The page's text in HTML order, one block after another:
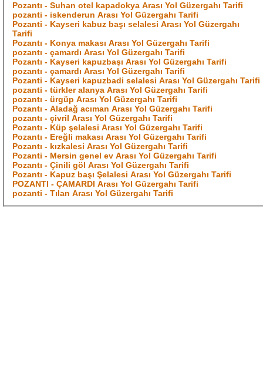
Pozantı - Suhan otel kapadokya Arası Yol Güzergahı Tarifi
pozanti - iskenderun Arası Yol Güzergahı Tarifi
Pozanti - Kayseri kabuz başı selalesi Arası Yol Güzergahı
Tarifi
Pozantı - Konya makası Arası Yol Güzergahı Tarifi
pozantı - çamardı Arası Yol Güzergahı Tarifi
Pozantı - Kayseri kapuzbaşı Arası Yol Güzergahı Tarifi
pozantı - çamardı Arası Yol Güzergahı Tarifi
Pozanti - Kayseri kapuzbadi selalesi Arası Yol Güzergahı Tarifi
pozanti - türkler alanya Arası Yol Güzergahı Tarifi
pozantı - ürgüp Arası Yol Güzergahı Tarifi
Pozantı - Aladağ acıman Arası Yol Güzergahı Tarifi
pozantı - çivril Arası Yol Güzergahı Tarifi
Pozantı - Küp şelalesi Arası Yol Güzergahı Tarifi
Pozantı - Ereğli makası Arası Yol Güzergahı Tarifi
Pozantı - kızkalesi Arası Yol Güzergahı Tarifi
Pozanti - Mersin genel ev Arası Yol Güzergahı Tarifi
Pozantı - Çinili göl Arası Yol Güzergahı Tarifi
Pozantı - Kapuz başı Şelalesi Arası Yol Güzergahı Tarifi
POZANTI - ÇAMARDI Arası Yol Güzergahı Tarifi
pozanti - Tılan Arası Yol Güzergahı Tarifi